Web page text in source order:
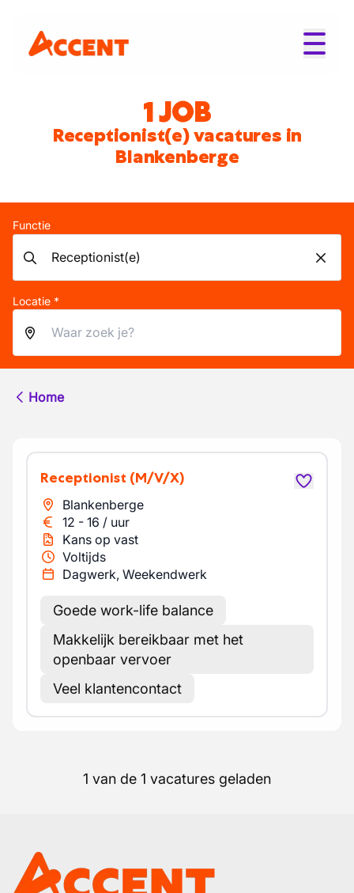
1 JOB
Receptionist(e) vacatures in
Blankenberge
Functie
Locatie *
Home
Receptionist (M/V/X)
Blankenberge
12 - 16 / uur
Kans op vast
Voltijds
Dagwerk, Weekendwerk
Goede work-life balance
Makkelijk bereikbaar met het
openbaar vervoer
Veel klantencontact
1 van de 1 vacatures geladen